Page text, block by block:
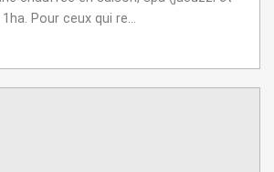
Pour ceux qui re...